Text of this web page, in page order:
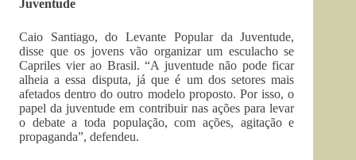
Juventude
Caio Santiago, do Levante Popular da Juventude,
disse que os jovens vão organizar um esculacho se
Capriles vier ao Brasil. “A juventude não pode ficar
alheia a essa disputa, já que é um dos setores mais
afetados dentro do outro modelo proposto. Por isso, o
papel da juventude em contribuir nas ações para levar
o debate a toda população, com ações, agitação e
propaganda”, defendeu.